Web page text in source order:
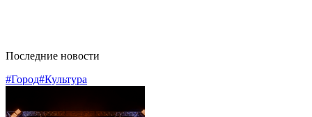
Последние новости
#Город#Культура